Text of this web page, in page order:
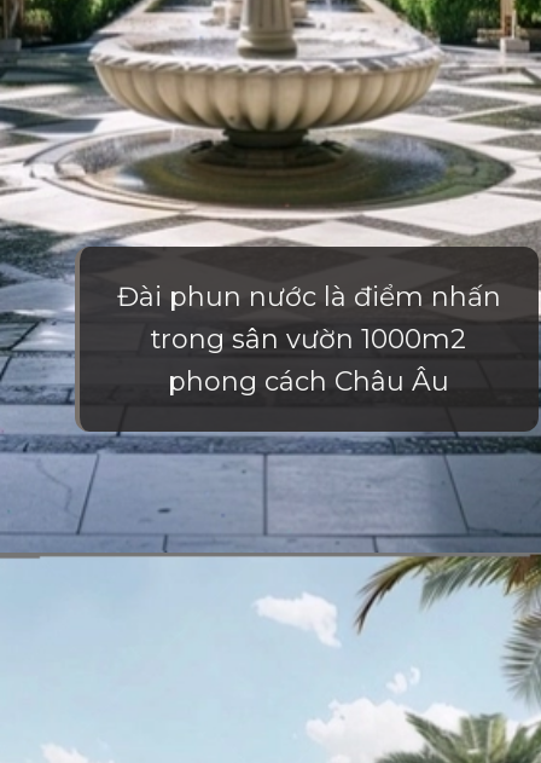
Đài phun nước là điểm nhấn
trong sân vườn 1000m2
phong cách Châu Âu
https://vietnamxua.edu.vn/thiet-ke-nha-vuon-1000m2